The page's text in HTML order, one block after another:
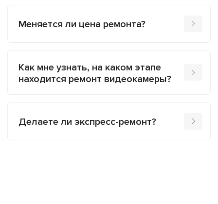
Меняется ли цена ремонта?
Как мне узнать, на каком этапе
находится ремонт видеокамеры?
Делаете ли экспресс-ремонт?